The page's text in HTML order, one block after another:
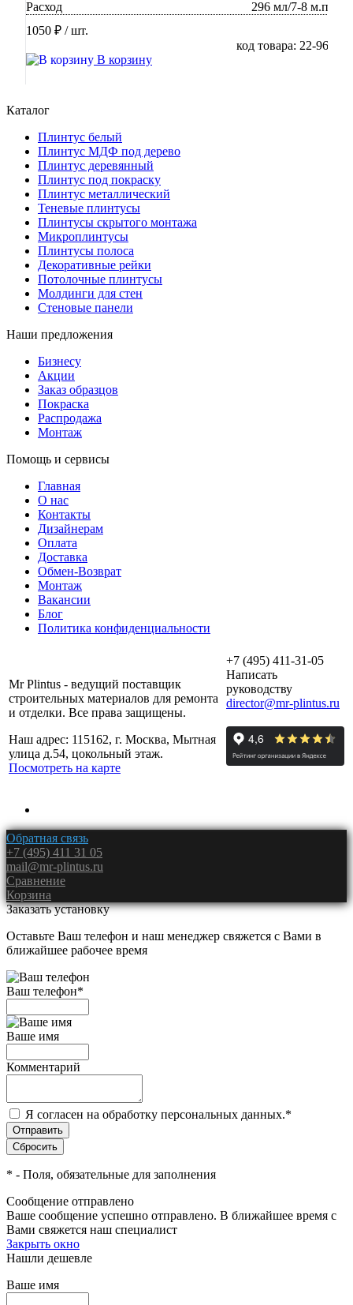
Расход
296 мл/7-8 м.п
1050 ₽ / шт.
код товара: 22-96
В корзину
Каталог
Плинтус белый
Плинтус МДФ под дерево
Плинтус деревянный
Плинтус под покраску
Плинтус металлический
Теневые плинтусы
Плинтусы скрытого монтажа
Микроплинтусы
Плинтусы полоса
Декоративные рейки
Потолочные плинтусы
Молдинги для стен
Стеновые панели
Наши предложения
Бизнесу
Акции
Заказ образцов
Покраска
Распродажа
Монтаж
Помощь и сервисы
Главная
О нас
Контакты
Дизайнерам
Оплата
Доставка
Обмен-Возврат
Монтаж
Вакансии
Блог
Политика конфиденциальности
Mr Plintus - ведущий поставщик
строительных материалов для ремонта
и отделки. Все права защищены.
Наш адрес: 115162, г. Москва, Мытная
улица д.54, цокольный этаж.
Посмотреть на карте
+7 (495) 411-31-05
Написать
руководству
director@mr-plintus.ru
Обратная связь
+7 (495) 411 31 05
mail@mr-plintus.ru
Сравнение
Корзина
Заказать установку
Оставьте Ваш телефон и наш менеджер свяжется с Вами в
ближайшее рабочее время
Ваш телефон*
Ваше имя
Комментарий
Я согласен на обработку персональных данных.*
* - Поля, обязательные для заполнения
Сообщение отправлено
Ваше сообщение успешно отправлено. В ближайшее время с
Вами свяжется наш специалист
Закрыть окно
Нашли дешевле
Ваше имя